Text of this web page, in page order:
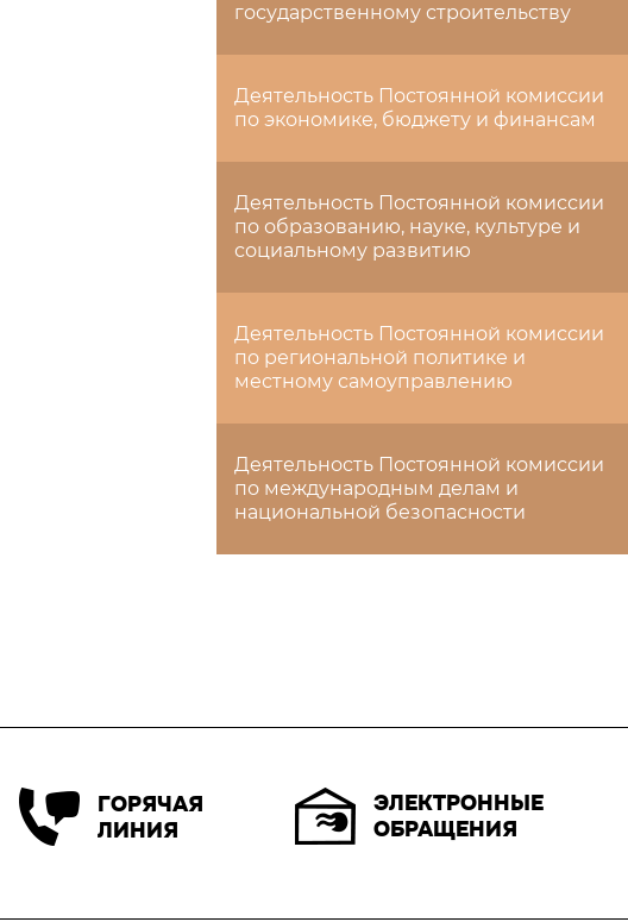
государственному строительству
Деятельность Постоянной комиссии
по экономике, бюджету и финансам
Деятельность Постоянной комиссии
по образованию, науке, культуре и
социальному развитию
Деятельность Постоянной комиссии
по региональной политике и
местному самоуправлению
Деятельность Постоянной комиссии
по международным делам и
национальной безопасности
ГОРЯЧАЯ
ЛИНИЯ
ЭЛЕКТРОННЫЕ
ОБРАЩЕНИЯ